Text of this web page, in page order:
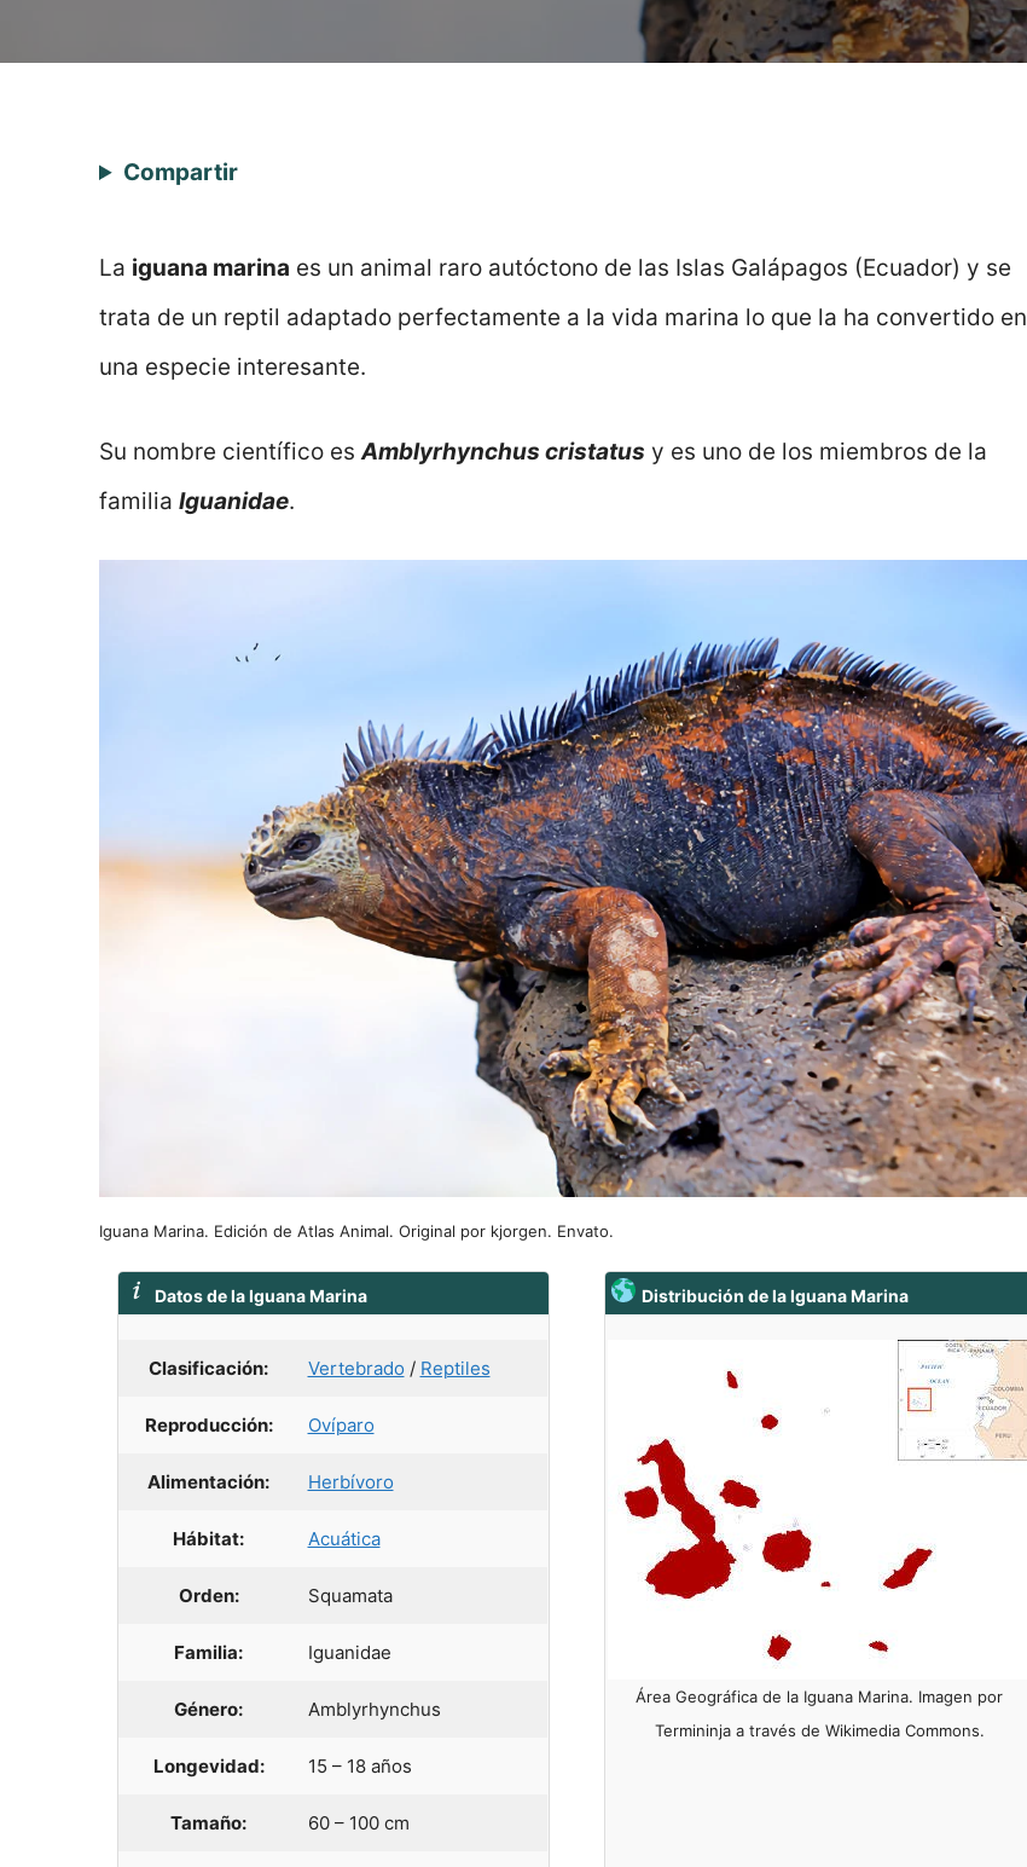
Compartir
La iguana marina es un animal raro autóctono de las Islas Galápagos (Ecuador) y se
trata de un reptil adaptado perfectamente a la vida marina lo que la ha convertido en
una especie interesante.
Su nombre científico es Amblyrhynchus cristatus y es uno de los miembros de la
familia Iguanidae.
Iguana Marina. Edición de Atlas Animal. Original por kjorgen. Envato.
Datos de la Iguana Marina
Clasificación: Vertebrado / Reptiles
Reproducción: Ovíparo
Alimentación: Herbívoro
Hábitat: Acuática
Orden: Squamata
Familia: Iguanidae
Género: Amblyrhynchus
Longevidad: 15 – 18 años
Tamaño: 60 – 100 cm
Distribución de la Iguana Marina
Área Geográfica de la Iguana Marina. Imagen por
Termininja a través de Wikimedia Commons.